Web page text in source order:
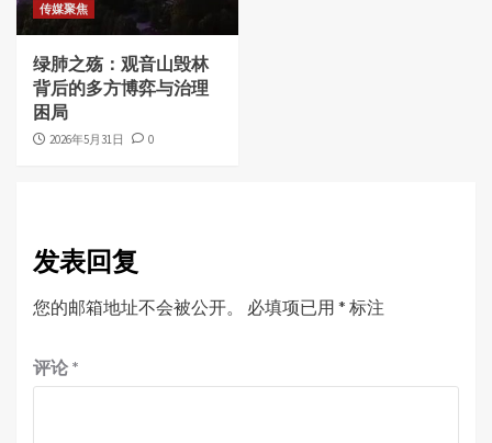
传媒聚焦
绿肺之殇：观音山毁林
背后的多方博弈与治理
困局
2026年5月31日 0
发表回复
您的邮箱地址不会被公开。 必填项已用 * 标注
评论 *